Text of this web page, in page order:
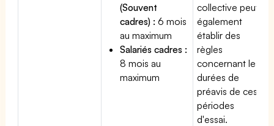
(Souvent
cadres) : 6 mois
au maximum
Salariés cadres :
8 mois au
maximum
collective peut
également
établir des
règles
concernant les
durées de
préavis de ces
périodes
d'essai.